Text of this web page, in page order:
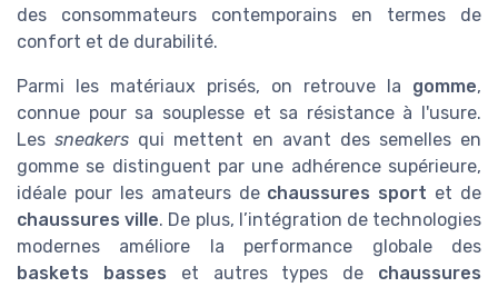
des consommateurs contemporains en termes de
confort et de durabilité.
Parmi les matériaux prisés, on retrouve la gomme,
connue pour sa souplesse et sa résistance à l'usure.
Les sneakers qui mettent en avant des semelles en
gomme se distinguent par une adhérence supérieure,
idéale pour les amateurs de chaussures sport et de
chaussures ville. De plus, l’intégration de technologies
modernes améliore la performance globale des
baskets basses et autres types de chaussures